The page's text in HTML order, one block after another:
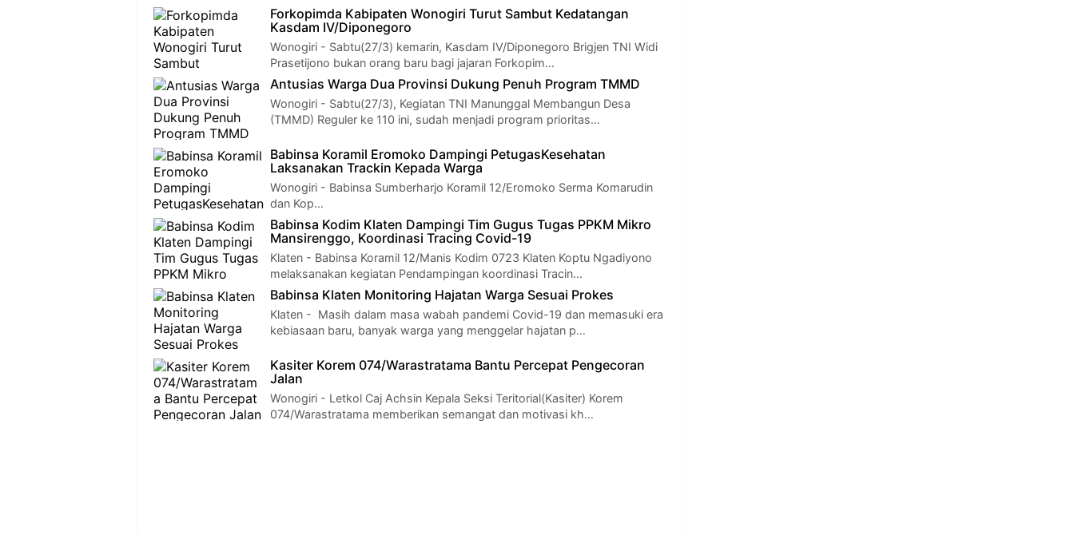
Forkopimda Kabipaten Wonogiri Turut Sambut Kedatangan
Kasdam IV/Diponegoro
Wonogiri - Sabtu(27/3) kemarin, Kasdam IV/Diponegoro Brigjen TNI Widi
Prasetijono bukan orang baru bagi jajaran Forkopim…
Antusias Warga Dua Provinsi Dukung Penuh Program TMMD
Wonogiri - Sabtu(27/3), Kegiatan TNI Manunggal Membangun Desa
(TMMD) Reguler ke 110 ini, sudah menjadi program prioritas…
Babinsa Koramil Eromoko Dampingi PetugasKesehatan
Laksanakan Trackin Kepada Warga
Wonogiri - Babinsa Sumberharjo Koramil 12/Eromoko Serma Komarudin
dan Kop…
Babinsa Kodim Klaten Dampingi Tim Gugus Tugas PPKM Mikro
Mansirenggo, Koordinasi Tracing Covid-19
Klaten - Babinsa Koramil 12/Manis Kodim 0723 Klaten Koptu Ngadiyono
melaksanakan kegiatan Pendampingan koordinasi Tracin…
Babinsa Klaten Monitoring Hajatan Warga Sesuai Prokes
Klaten - Masih dalam masa wabah pandemi Covid-19 dan memasuki era
kebiasaan baru, banyak warga yang menggelar hajatan p…
Kasiter Korem 074/Warastratama Bantu Percepat Pengecoran
Jalan
Wonogiri - Letkol Caj Achsin Kepala Seksi Teritorial(Kasiter) Korem
074/Warastratama memberikan semangat dan motivasi kh…